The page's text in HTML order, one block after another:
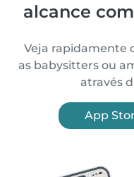
alcance
Veja rapidamente
as babysitters ou
através
App